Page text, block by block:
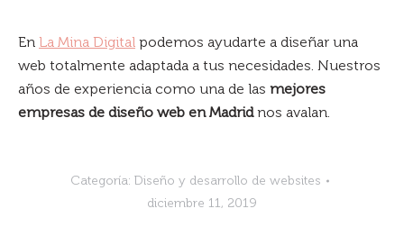
En La Mina Digital podemos ayudarte a diseñar una
web totalmente adaptada a tus necesidades. Nuestros
años de experiencia como una de las mejores
empresas de diseño web en Madridnos avalan.
Categoría: Diseño y desarrollo de websites
diciembre 11, 2019